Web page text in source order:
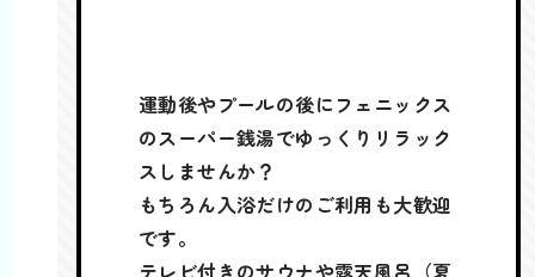
運動後やプールの後にフェニックス
のスーパー銭湯でゆっくりリラック
スしませんか？
もちろん入浴だけのご利用も大歓迎
です。